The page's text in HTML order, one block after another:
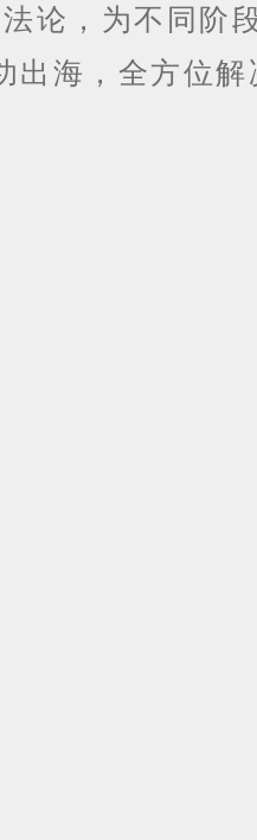
论，为不同阶
海，全方位解